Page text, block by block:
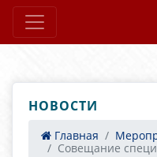
НОВОСТИ
Главная
Совещание